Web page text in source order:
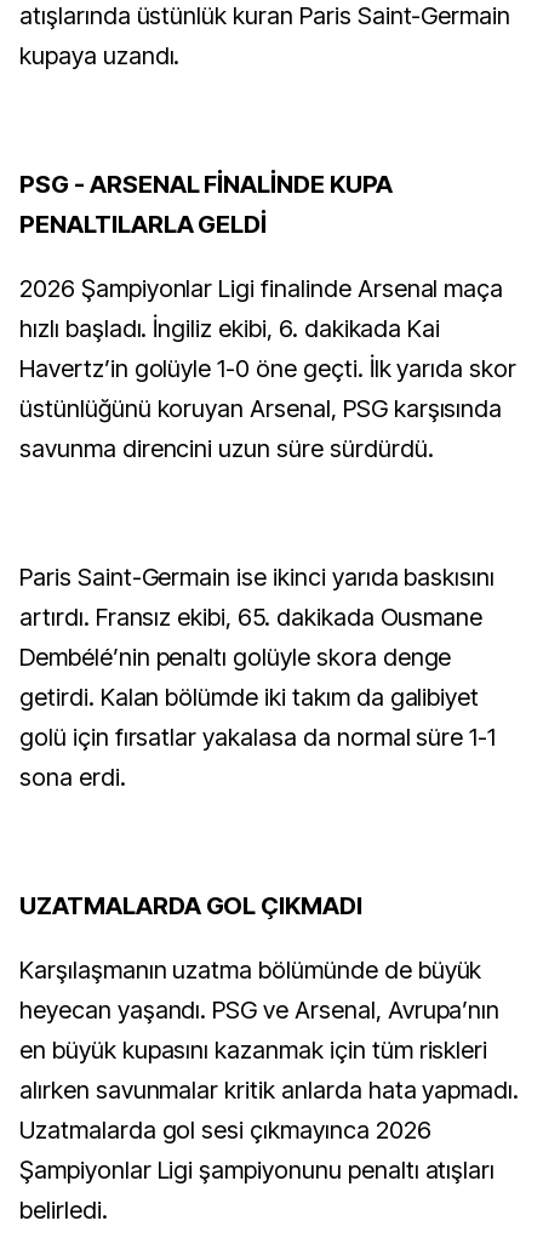
atışlarında üstünlük kuran Paris Saint-Germain
kupaya uzandı.
PSG - ARSENAL FİNALİNDE KUPA
PENALTILARLA GELDİ
2026 Şampiyonlar Ligi finalinde Arsenal maça
hızlı başladı. İngiliz ekibi, 6. dakikada Kai
Havertz’in golüyle 1-0 öne geçti. İlk yarıda skor
üstünlüğünü koruyan Arsenal, PSG karşısında
savunma direncini uzun süre sürdürdü.
Paris Saint-Germain ise ikinci yarıda baskısını
artırdı. Fransız ekibi, 65. dakikada Ousmane
Dembélé’nin penaltı golüyle skora denge
getirdi. Kalan bölümde iki takım da galibiyet
golü için fırsatlar yakalasa da normal süre 1-1
sona erdi.
UZATMALARDA GOL ÇIKMADI
Karşılaşmanın uzatma bölümünde de büyük
heyecan yaşandı. PSG ve Arsenal, Avrupa’nın
en büyük kupasını kazanmak için tüm riskleri
alırken savunmalar kritik anlarda hata yapmadı.
Uzatmalarda gol sesi çıkmayınca 2026
Şampiyonlar Ligi şampiyonunu penaltı atışları
belirledi.